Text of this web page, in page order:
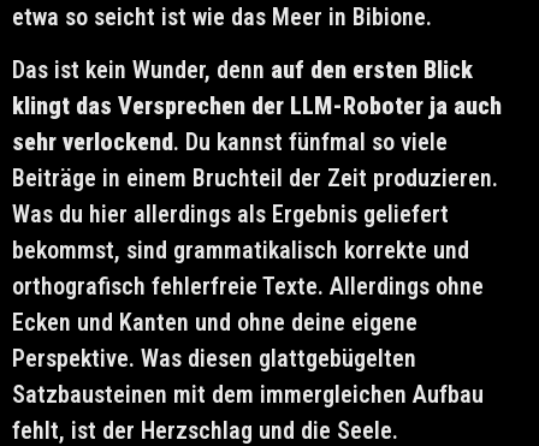
etwa so seicht ist wie das Meer in Bibione.
Das ist kein Wunder, denn auf den ersten Blick
klingt das Versprechen der LLM-Roboter ja auch
sehr verlockend. Du kannst fünfmal so viele
Beiträge in einem Bruchteil der Zeit produzieren.
Was du hier allerdings als Ergebnis geliefert
bekommst, sind grammatikalisch korrekte und
orthografisch fehlerfreie Texte. Allerdings ohne
Ecken und Kanten und ohne deine eigene
Perspektive. Was diesen glattgebügelten
Satzbausteinen mit dem immergleichen Aufbau
fehlt, ist der Herzschlag und die Seele.